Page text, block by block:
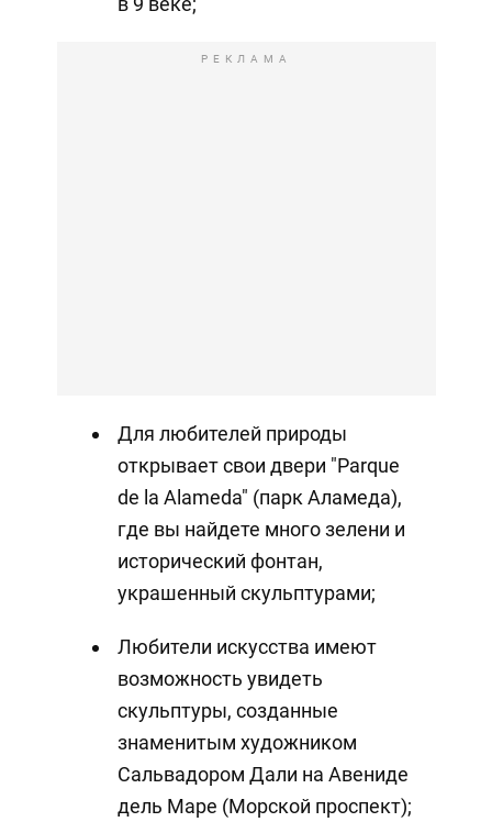
РЕКЛАМА
Для любителей природы
открывает свои двери "Parque
de la Alameda" (парк Аламеда),
где вы найдете много зелени и
исторический фонтан,
украшенный скульптурами;
Любители искусства имеют
возможность увидеть
скульптуры, созданные
знаменитым художником
Сальвадором Дали на Авениде
дель Маре (Морской проспект);